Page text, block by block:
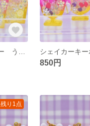
850円
残り1点